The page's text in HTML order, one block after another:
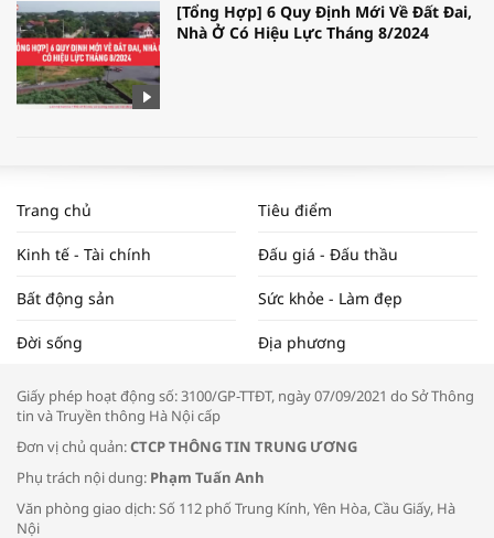
[Tổng Hợp] 6 Quy Định Mới Về Đất Đai,
Nhà Ở Có Hiệu Lực Tháng 8/2024
NAM NĂM 2024 VÀ NĂM 2025 | NHỊP
ĐẬP THỊ TRƯỜNG #62
Tọa đàm “Xúc tiến thương mại: Khơi
Bác sĩ tư vấn cách phòng tránh bệnh
đường hô hấp trong thời tiết giao mùa
Trang chủ Tiêu điểm
Kinh tế - Tài chính Đấu giá - Đấu thầu
Bất động sản Sức khỏe - Làm đẹp
Đời sống Địa phương
Giấy phép hoạt động số: 3100/GP-TTĐT, ngày 07/09/2021 do Sở Thông
tin và Truyền thông Hà Nội cấp
Đơn vị chủ quản:CTCP THÔNG TIN TRUNG ƯƠNG
Phụ trách nội dung: Phạm Tuấn Anh
Văn phòng giao dịch: Số 112 phố Trung Kính, Yên Hòa, Cầu Giấy, Hà
Nội